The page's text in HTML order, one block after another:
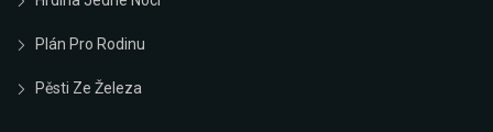
Plán Pro Rodinu
Pěsti Ze Železa